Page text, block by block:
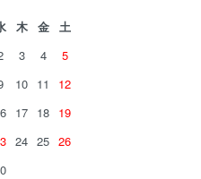
木 金
土
3 4
5
10 11
12
17 18 19
24 25 26